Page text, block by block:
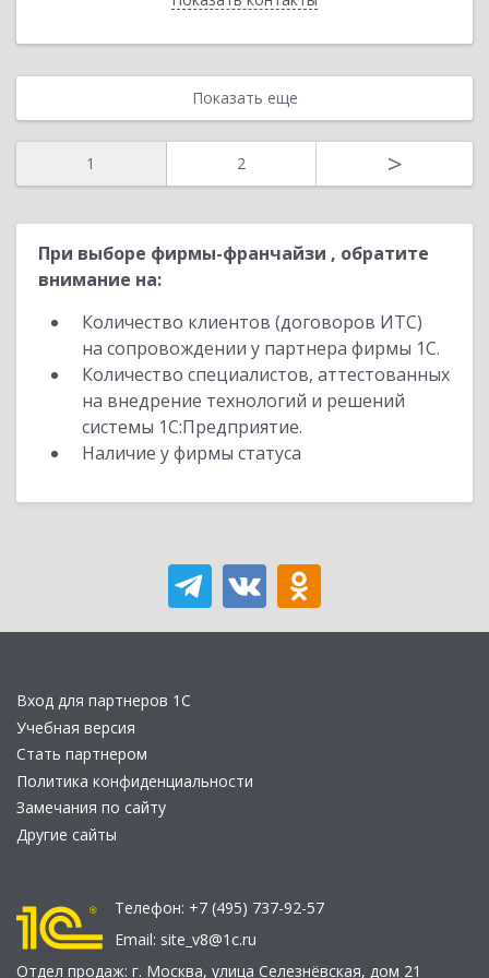
Показать еще
1 2 >
При выборе фирмы-франчайзи , обратите
внимание на:
Количество клиентов (договоров ИТС)
на сопровождении у партнера фирмы 1С.
Количество специалистов, аттестованных
на внедрение технологий и решений
системы 1С:Предприятие.
Наличие у фирмы статуса
Вход для партнеров 1С
Учебная версия
Стать партнером
Политика конфиденциальности
Замечания по сайту
Другие сайты
Телефон: +7 (495) 737-92-57
Email: site_v8@1c.ru
Отдел продаж: г. Москва, улица Селезнёвская, дом 21